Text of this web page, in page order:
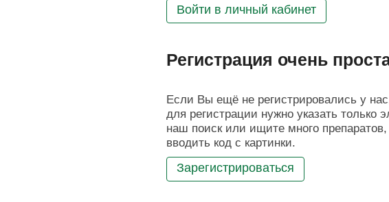
Войти в личный кабинет
Регистрация очень
Если Вы ещё не регистрировались у
для регистрации нужно указать только
наш поиск или ищите много
вводить код с картинки.
Зарегистрироваться